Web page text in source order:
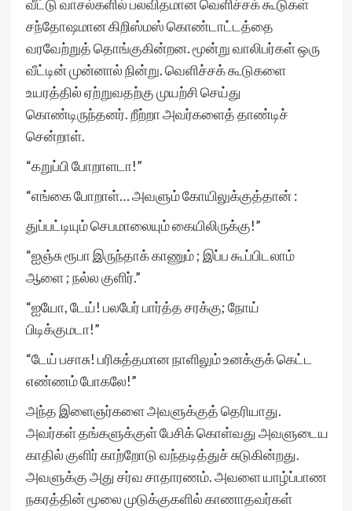
வீட்டு வாசல்களில் பலவிதமான வெளிச்சக் கூடுகள்
சந்தோஷமான கிறிஸ்மஸ் கொண்டாட்டத்தை
வரவேற்றுத் தொங்குகின்றன. மூன்று வாலிபர்கள் ஒரு
வீட்டின் முன்னால் நின்று. வெளிச்சக் கூடுகளை
உயரத்தில் ஏற்றுவதற்கு முயற்சி செய்து
கொண்டிருந்தனர். றீற்றா அவர்களைத் தாண்டிச்
சென்றாள்.
“கறுப்பி போறாளடா!”
“எங்கை போறாள்… அவளும் கோயிலுக்குத்தான் :
துப்பட்டியும் செபமாலையும் கையிலிருக்கு!”
“ஐஞ்சு ரூபா இருந்தாக் காணும் ; இப்ப கூப்பிடலாம்
ஆளை ; நல்ல குளிர்.”
“ஐயோ, டேய்! பலபேர் பார்த்த சரக்கு; நோய்
பிடிக்குமடா!”
“டேய் பசாசு! பரிசுத்தமான நாளிலும் உனக்குக் கெட்ட
எண்ணம் போகலே!”
அந்த இளைஞர்களை அவளுக்குத் தெரியாது.
அவர்கள் தங்களுக்குள் பேசிக் கொள்வது அவளுடைய
காதில் குளிர் காற்றோடு வந்தடித்துச் சுடுகின்றது.
அவளுக்கு அது சர்வ சாதாரணம். அவளை யாழ்ப்பாண
நகரத்தின் மூலை முடுக்குகளில் காணாதவர்கள்